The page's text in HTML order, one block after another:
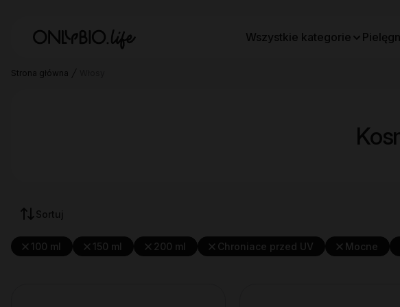
Wszystkie kategorie
Strona główna
Sortuj
100 ml 150 ml 200 ml Chroniace przed UV Mocne